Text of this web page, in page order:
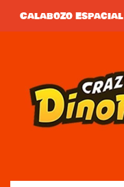
Calabozo Espacial